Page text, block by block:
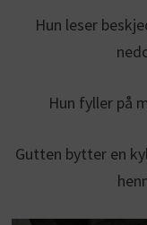
Hun leser
Hun fyller på
Gutten bytter en